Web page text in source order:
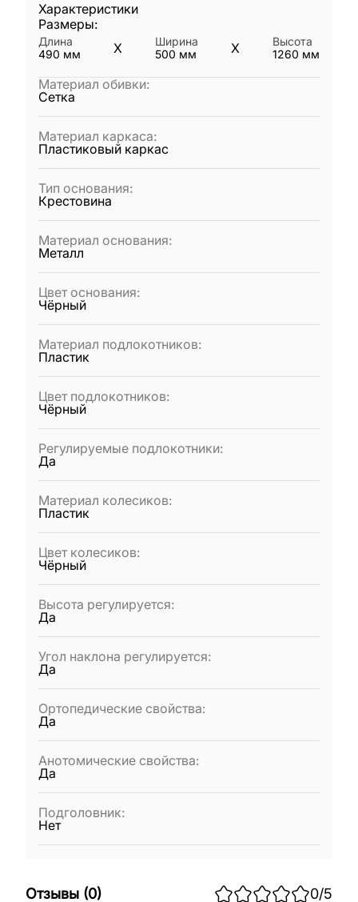
Характеристики
Размеры:
Длина
490 мм X
Ширина
500 мм X
Высота
1260 мм
Материал обивки:
Сетка
Материал каркаса:
Пластиковый каркас
Тип основания:
Крестовина
Материал основания:
Металл
Цвет основания:
Чёрный
Материал подлокотников:
Пластик
Цвет подлокотников:
Чёрный
Регулируемые подлокотники:
Да
Материал колесиков:
Пластик
Цвет колесиков:
Чёрный
Высота регулируется:
Да
Угол наклона регулируется:
Да
Ортопедические свойства:
Да
Анотомические свойства:
Да
Подголовник:
Нет
Отзывы (0) 0/5